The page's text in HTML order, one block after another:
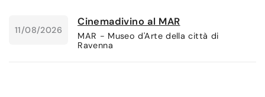
11/08/2026
Cinemadivino al MAR
MAR - Museo d'Arte della città di
Ravenna